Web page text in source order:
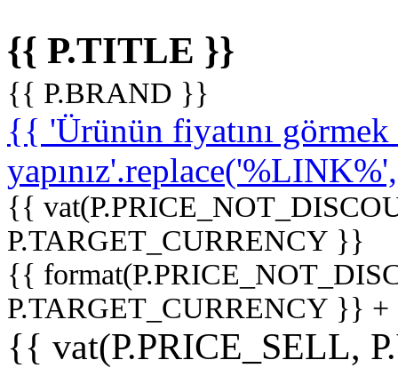
{{ P.TITLE }}
{{ P.BRAND }}
{{ 'Ürünün fiyatını
{{
P.TARGET_CURRENCY }}
{{
P.TARGET_CURRENCY }}
{{ vat(P.PRICE_SELL,